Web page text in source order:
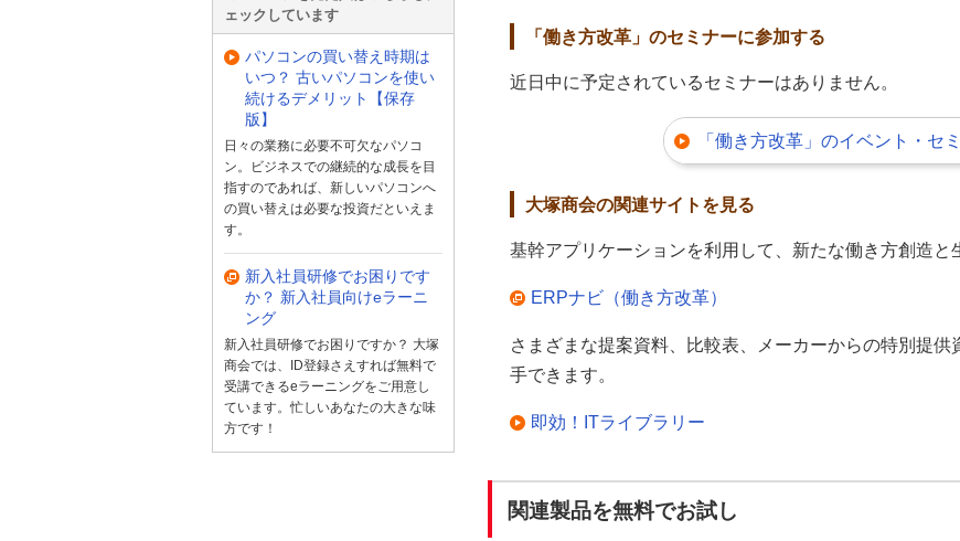
「働き方改革」のセミナーに参加する
近日中に予定されているセミナーはありません。
「働き方改革」のイベント・セ
大塚商会の関連サイトを見る
基幹アプリケーションを利用して、新たな働き方創造と
ERPナビ（働き方改革）
さまざまな提案資料、比較表、メーカーからの特別提
手できます。
即効！ITライブラリー
関連製品を無料でお試し
ェックしています
パソコンの買い替え時期は
いつ？ 古いパソコンを使い
続けるデメリット【保存
版】
日々の業務に必要不可欠なパソコ
ン。ビジネスでの継続的な成長を目
指すのであれば、新しいパソコンへ
の買い替えは必要な投資だといえま
す。
新入社員研修でお困りです
か？ 新入社員向けeラーニ
ング
新入社員研修でお困りですか？ 大塚
商会では、ID登録さえすれば無料で
受講できるeラーニングをご用意し
ています。忙しいあなたの大きな味
方です！